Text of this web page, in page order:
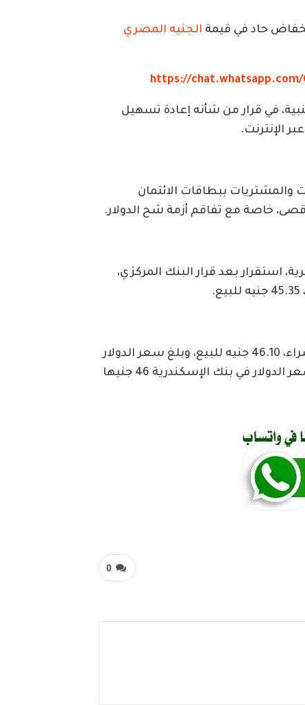
الجنيه المصري
https://chat.whatsapp.com/
في قرار من شأنه إعادة تسهيل
الإنترنت.
ببطاقات الائتمان
استقرار بعد قرار البنك المركزي،
بينما سعر سعر الدولار في البنك التجاري الدولي 46 جنيها للشراء، 46.10 جنيه للبيع، وبلغ سعر الدولار
في بنك مصر 45.25 جنيه للشراء، و45.35 جنيه للبيع، وسجل سعر الدولار في بنك الإسكندرية 46 جنيها
0